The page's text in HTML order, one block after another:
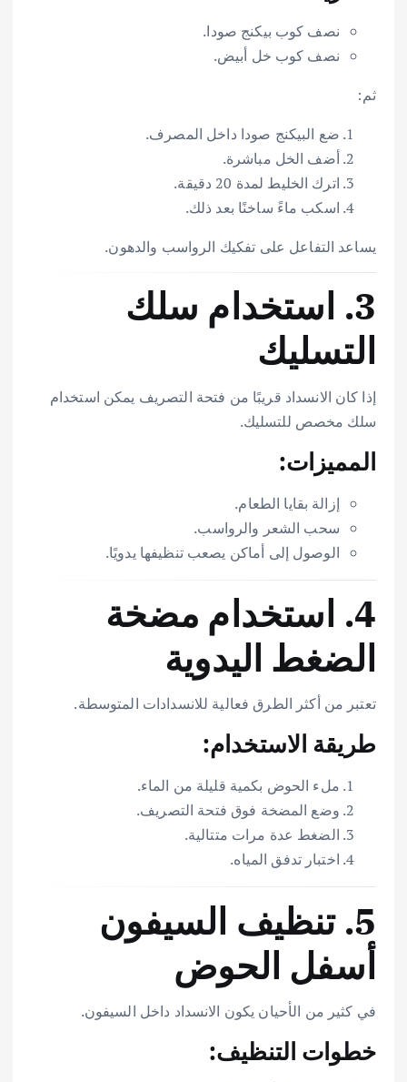
نصف كوب بيكنج صودا.
نصف كوب خل أبيض.
ثم:
ضع البيكنج صودا داخل المصرف.
أضف الخل مباشرة.
اترك الخليط لمدة 20 دقيقة.
اسكب ماءً ساخنًا بعد ذلك.
يساعد التفاعل على تفكيك الرواسب والدهون.
3. استخدام سلك
التسليك
إذا كان الانسداد قريبًا من فتحة التصريف يمكن استخدام
سلك مخصص للتسليك.
المميزات:
إزالة بقايا الطعام.
سحب الشعر والرواسب.
الوصول إلى أماكن يصعب تنظيفها يدويًا.
4. استخدام مضخة
الضغط اليدوية
تعتبر من أكثر الطرق فعالية للانسدادات المتوسطة.
طريقة الاستخدام:
ملء الحوض بكمية قليلة من الماء.
وضع المضخة فوق فتحة التصريف.
الضغط عدة مرات متتالية.
اختبار تدفق المياه.
5. تنظيف السيفون
أسفل الحوض
في كثير من الأحيان يكون الانسداد داخل السيفون.
خطوات التنظيف: